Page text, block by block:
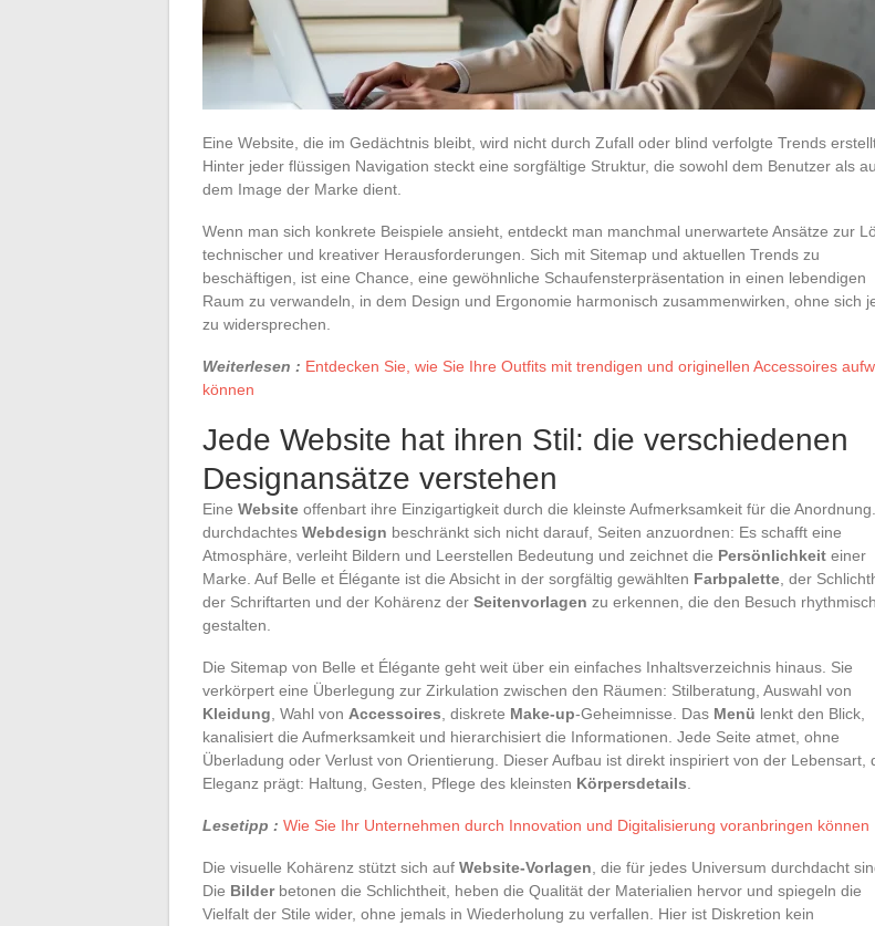
Eine Website, die im Gedächtnis bleibt, wird nicht durch Zufall oder blind verfolgte Trends
Hinter jeder flüssigen Navigation steckt eine sorgfältige Struktur, die sowohl dem Benutzer als
dem Image der Marke dient.
Wenn man sich konkrete Beispiele ansieht, entdeckt man manchmal unerwartete Ansätze zur
technischer und kreativer Herausforderungen. Sich mit Sitemap und aktuellen Trends zu
beschäftigen, ist eine Chance, eine gewöhnliche Schaufensterpräsentation in einen lebendigen
Raum zu verwandeln, in dem Design und Ergonomie harmonisch zusammenwirken, ohne sich
zu widersprechen.
Weiterlesen : Entdecken Sie, wie Sie Ihre Outfits mit trendigen und originellen Accessoires
können
Jede Website hat ihren Stil: die verschiedenen
Designansätze verstehen
Eine Website offenbart ihre Einzigartigkeit durch die kleinste Aufmerksamkeit für die
durchdachtes Webdesign beschränkt sich nicht darauf, Seiten anzuordnen: Es schafft eine
Atmosphäre, verleiht Bildern und Leerstellen Bedeutung und zeichnet die Persönlichkeit einer
Marke. Auf Belle et Élégante ist die Absicht in der sorgfältig gewählten Farbpalette , der
der Schriftarten und der Kohärenz der Seitenvorlagen zu erkennen, die den Besuch rhythmisch
gestalten.
Die Sitemap von Belle et Élégante geht weit über ein einfaches Inhaltsverzeichnis hinaus. Sie
verkörpert eine Überlegung zur Zirkulation zwischen den Räumen: Stilberatung, Auswahl von
Kleidung , Wahl von Accessoires , diskrete Make-up-Geheimnisse. Das Menü lenkt den Blick,
kanalisiert die Aufmerksamkeit und hierarchisiert die Informationen. Jede Seite atmet, ohne
Überladung oder Verlust von Orientierung. Dieser Aufbau ist direkt inspiriert von der Lebensart,
Eleganz prägt: Haltung, Gesten, Pflege des kleinsten Körpersdetails
Lesetipp : Wie Sie Ihr Unternehmen durch Innovation und Digitalisierung voranbringen können
Die visuelle Kohärenz stützt sich auf Website-Vorlagen , die für jedes Universum durchdacht
Die Bilderbetonen die Schlichtheit, heben die Qualität der Materialien hervor und spiegeln die
Vielfalt der Stile wider, ohne jemals in Wiederholung zu verfallen. Hier ist Diskretion kein